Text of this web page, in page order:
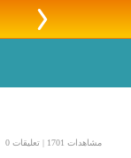
مشاهدات 1701 | تعليقات 0